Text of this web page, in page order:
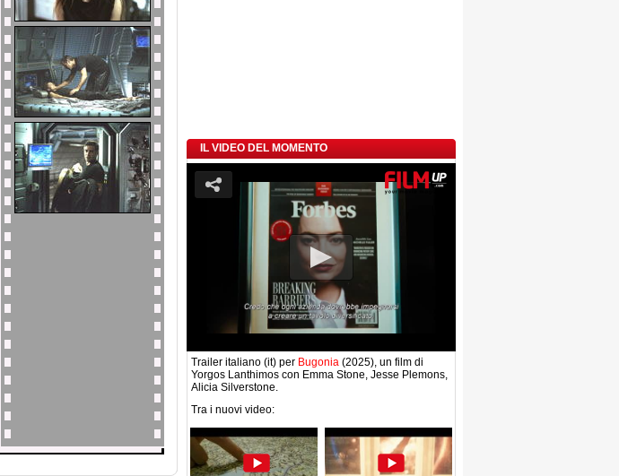
IL VIDEO DEL MOMENTO
Trailer italiano (it) per Bugonia (2025), un film di
Yorgos Lanthimos con Emma Stone, Jesse Plemons,
Alicia Silverstone.
Tra i nuovi video: